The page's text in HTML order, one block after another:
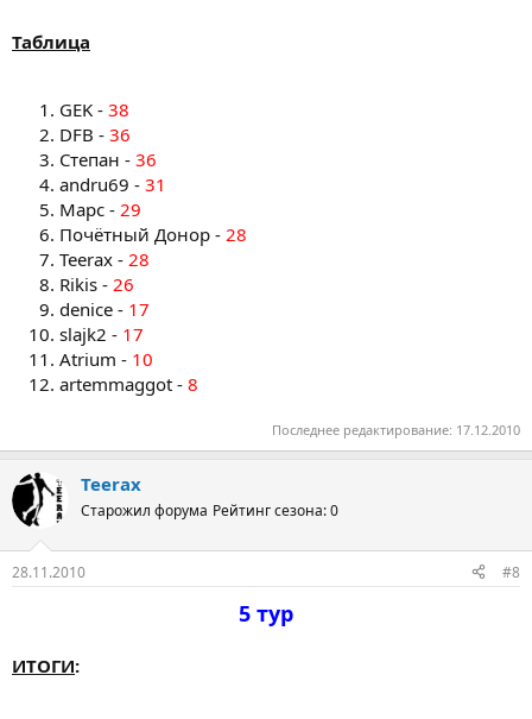
Таблица
GEK - 38
DFB - 36
Степан - 36
andru69 - 31
Марс - 29
Почётный Донор - 28
Teerax - 28
Rikis - 26
denice - 17
slajk2 - 17
Atrium - 10
artemmaggot - 8
Последнее редактирование: 17.12.2010
Teerax
Старожил форума Рейтинг сезона: 0
28.11.2010 #8
5 тур
ИТОГИ: